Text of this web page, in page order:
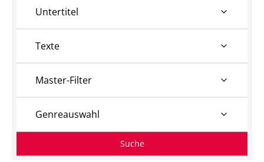
Untertitel
Texte
Master-Filter
Genreauswahl
Suche